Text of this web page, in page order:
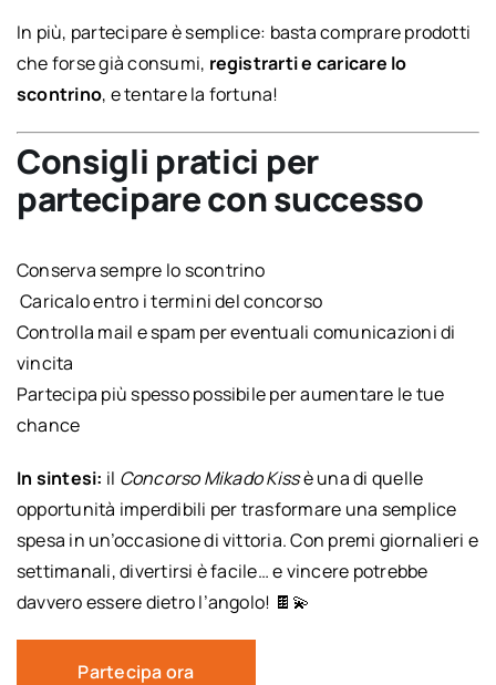
In più, partecipare è semplice: basta comprare prodotti
che forse già consumi, registrarti e caricare lo
scontrino, e tentare la fortuna!
Consigli pratici per
partecipare con successo
Conserva sempre lo scontrino
Caricalo entro i termini del concorso
Controlla mail e spam per eventuali comunicazioni di
vincita
Partecipa più spesso possibile per aumentare le tue
chance
In sintesi: il Concorso Mikado Kissè una di quelle
opportunità imperdibili per trasformare una semplice
spesa in un’occasione di vittoria. Con premi giornalieri e
settimanali, divertirsi è facile… e vincere potrebbe
davvero essere dietro l’angolo! 🍫💫
Partecipa ora